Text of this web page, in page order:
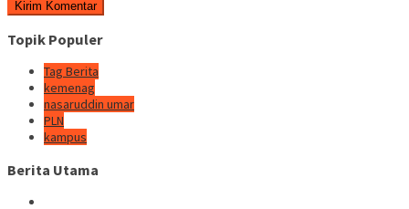
Topik Populer
Tag Berita
kemenag
nasaruddin umar
PLN
kampus
Berita Utama